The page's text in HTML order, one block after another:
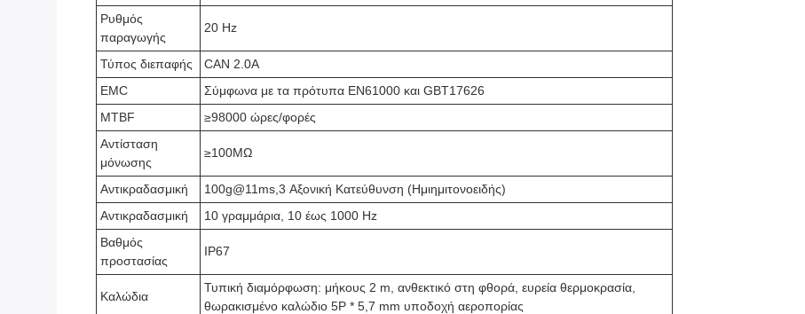
Ρυθμός
παραγωγής
20 Hz
Τύπος διεπαφής
CAN 2.0A
EMC
Σύμφωνα με τα πρότυπα EN61000 και GBT17626
MTBF
≥98000 ώρες/φορές
Αντίσταση
μόνωσης
≥100MΩ
Αντικραδασμική
100g@11ms,3 Αξονική Κατεύθυνση (Ημιημιτονοειδής)
Αντικραδασμική
10 γραμμάρια, 10 έως 1000 Hz
Βαθμός
προστασίας
IP67
Καλώδια
Τυπική διαμόρφωση: μήκους 2 m, ανθεκτικό στη φθορά, ευρεία θερμοκρασία,
θωρακισμένο καλώδιο 5P * 5,7 mm υποδοχή αεροπορίας